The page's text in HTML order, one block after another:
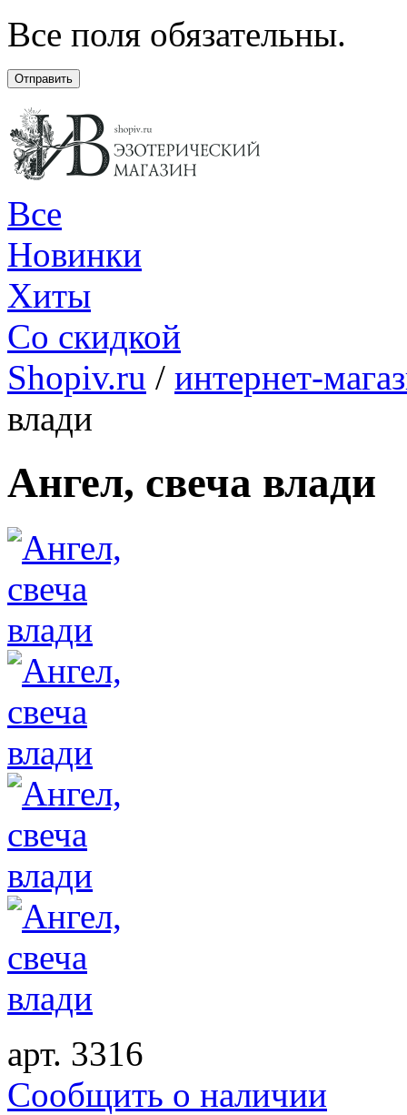
Все поля обязательны.
Отправить
Все
Новинки
Хиты
Со скидкой
Shopiv.ru / интернет-
влади
Ангел, свеча влади
арт. 3316
Cообщить о наличии